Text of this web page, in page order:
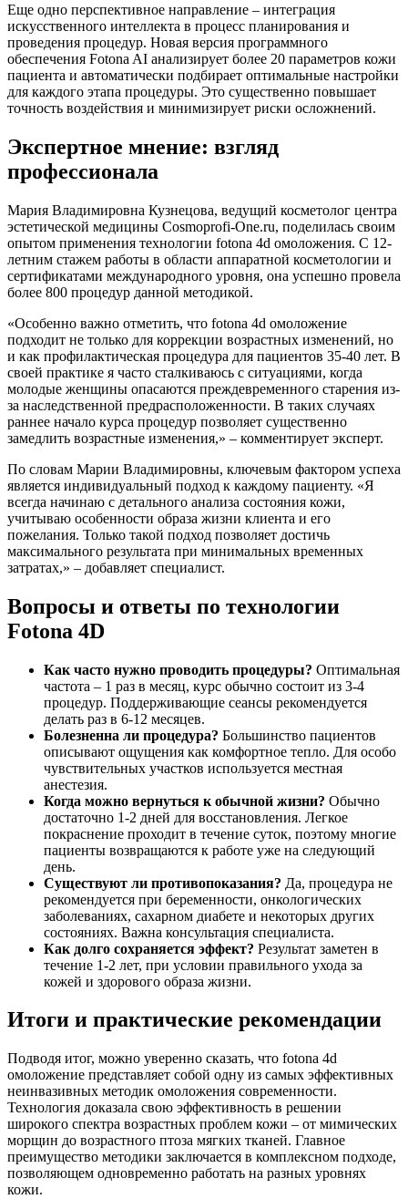
Еще одно перспективное направление – интеграция
искусственного интеллекта в процесс планирования и
проведения процедур. Новая версия программного
обеспечения Fotona AI анализирует более 20 параметров кожи
пациента и автоматически подбирает оптимальные настройки
для каждого этапа процедуры. Это существенно повышает
точность воздействия и минимизирует риски осложнений.
Экспертное мнение: взгляд
профессионала
Мария Владимировна Кузнецова, ведущий косметолог центра
эстетической медицины Cosmoprofi-One.ru, поделилась своим
опытом применения технологии fotona 4d омоложения. С 12-
летним стажем работы в области аппаратной косметологии и
сертификатами международного уровня, она успешно провела
более 800 процедур данной методикой.
«Особенно важно отметить, что fotona 4d омоложение
подходит не только для коррекции возрастных изменений, но
и как профилактическая процедура для пациентов 35-40 лет. В
своей практике я часто сталкиваюсь с ситуациями, когда
молодые женщины опасаются преждевременного старения из-
за наследственной предрасположенности. В таких случаях
раннее начало курса процедур позволяет существенно
замедлить возрастные изменения,» – комментирует эксперт.
По словам Марии Владимировны, ключевым фактором успеха
является индивидуальный подход к каждому пациенту. «Я
всегда начинаю с детального анализа состояния кожи,
учитываю особенности образа жизни клиента и его
пожелания. Только такой подход позволяет достичь
максимального результата при минимальных временных
затратах,» – добавляет специалист.
Вопросы и ответы по технологии
Fotona 4D
Как часто нужно проводить процедуры? Оптимальная
частота – 1 раз в месяц, курс обычно состоит из 3-4
процедур. Поддерживающие сеансы рекомендуется
делать раз в 6-12 месяцев.
Болезненна ли процедура? Большинство пациентов
описывают ощущения как комфортное тепло. Для особо
чувствительных участков используется местная
анестезия.
Когда можно вернуться к обычной жизни? Обычно
достаточно 1-2 дней для восстановления. Легкое
покраснение проходит в течение суток, поэтому многие
пациенты возвращаются к работе уже на следующий
день.
Существуют ли противопоказания? Да, процедура не
рекомендуется при беременности, онкологических
заболеваниях, сахарном диабете и некоторых других
состояниях. Важна консультация специалиста.
Как долго сохраняется эффект? Результат заметен в
течение 1-2 лет, при условии правильного ухода за
кожей и здорового образа жизни.
Итоги и практические рекомендации
Подводя итог, можно уверенно сказать, что fotona 4d
омоложение представляет собой одну из самых эффективных
неинвазивных методик омоложения современности.
Технология доказала свою эффективность в решении
широкого спектра возрастных проблем кожи – от мимических
морщин до возрастного птоза мягких тканей. Главное
преимущество методики заключается в комплексном подходе,
позволяющем одновременно работать на разных уровнях
кожи.